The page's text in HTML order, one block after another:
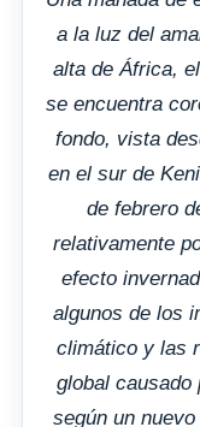
a la luz del
alta de África,
se encuentra
fondo, vista
en el sur de
de febrero
relativamente
efecto
algunos de los
climático y las
global causado
según un